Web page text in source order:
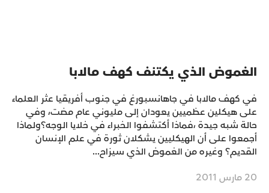
الغموض الذي يكتنف كهف مالابا
في كهف مالابا في جاهانسبورغ في جنوب أفريقيا عثر العلماء
على هيكلين عظميين يعودان إلى مليوني عام مضت، وفي
حالة شبه جيدة ،فماذا أكتشفوا الخبراء في خلايا الوجه؟ولماذا
أجمعوا على أن الهيكليين يشكلان ثورة في علم الإنسان
القديم؟ وغيره من الغموض الذي سيزاح...
20 مارس 2011